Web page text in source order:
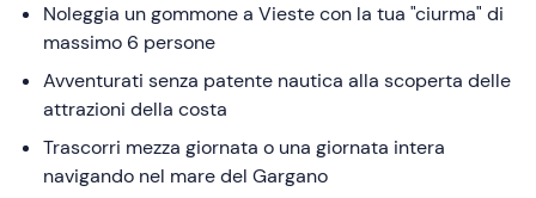
shortcuts
changing
dates.
Noleggia un gommone a Vieste con la tua "ciurma" di
massimo 6 persone
Avventurati senza patente nautica alla scoperta delle
attrazioni della costa
Trascorri mezza giornata o una giornata intera
navigando nel mare del Gargano